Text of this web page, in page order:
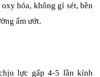
hóa, không gỉ sét, bền
ẩm ướt.
lực gấp 4-5 lần kính